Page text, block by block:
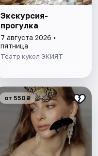
Экскурсия-
прогулка
7 августа 2026 •
пятница
Театр кукол ЭКИЯТ
от 550 ₽